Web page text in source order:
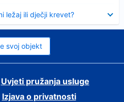
ležaj ili dječji krevet?
svoj objekt
Uvjeti pružanja usluge
Izjava o privatnosti